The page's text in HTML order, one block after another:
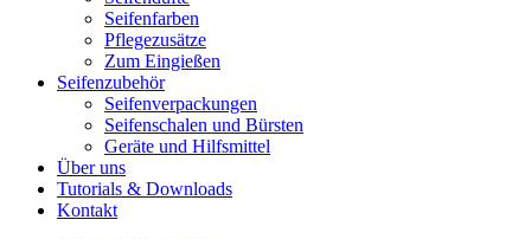
Seifenfarben
Pflegezusätze
Zum Eingießen
Seifenzubehör
Seifenverpackungen
Seifenschalen und Bürsten
Geräte und Hilfsmittel
Über uns
Tutorials & Downloads
Kontakt